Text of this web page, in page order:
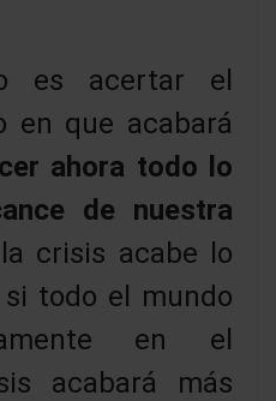
es acertar el
en que acabará
ahora todo lo
de nuestra
crisis acabe lo
todo el mundo
en el
acabará más